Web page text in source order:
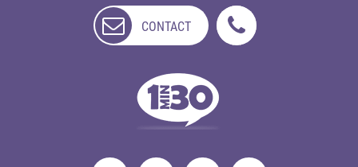
CONTACT
DISPONIBLE